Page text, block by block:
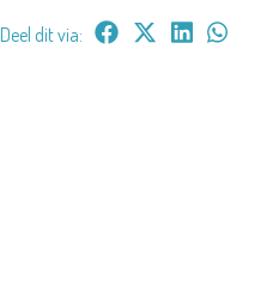
Deel dit via: